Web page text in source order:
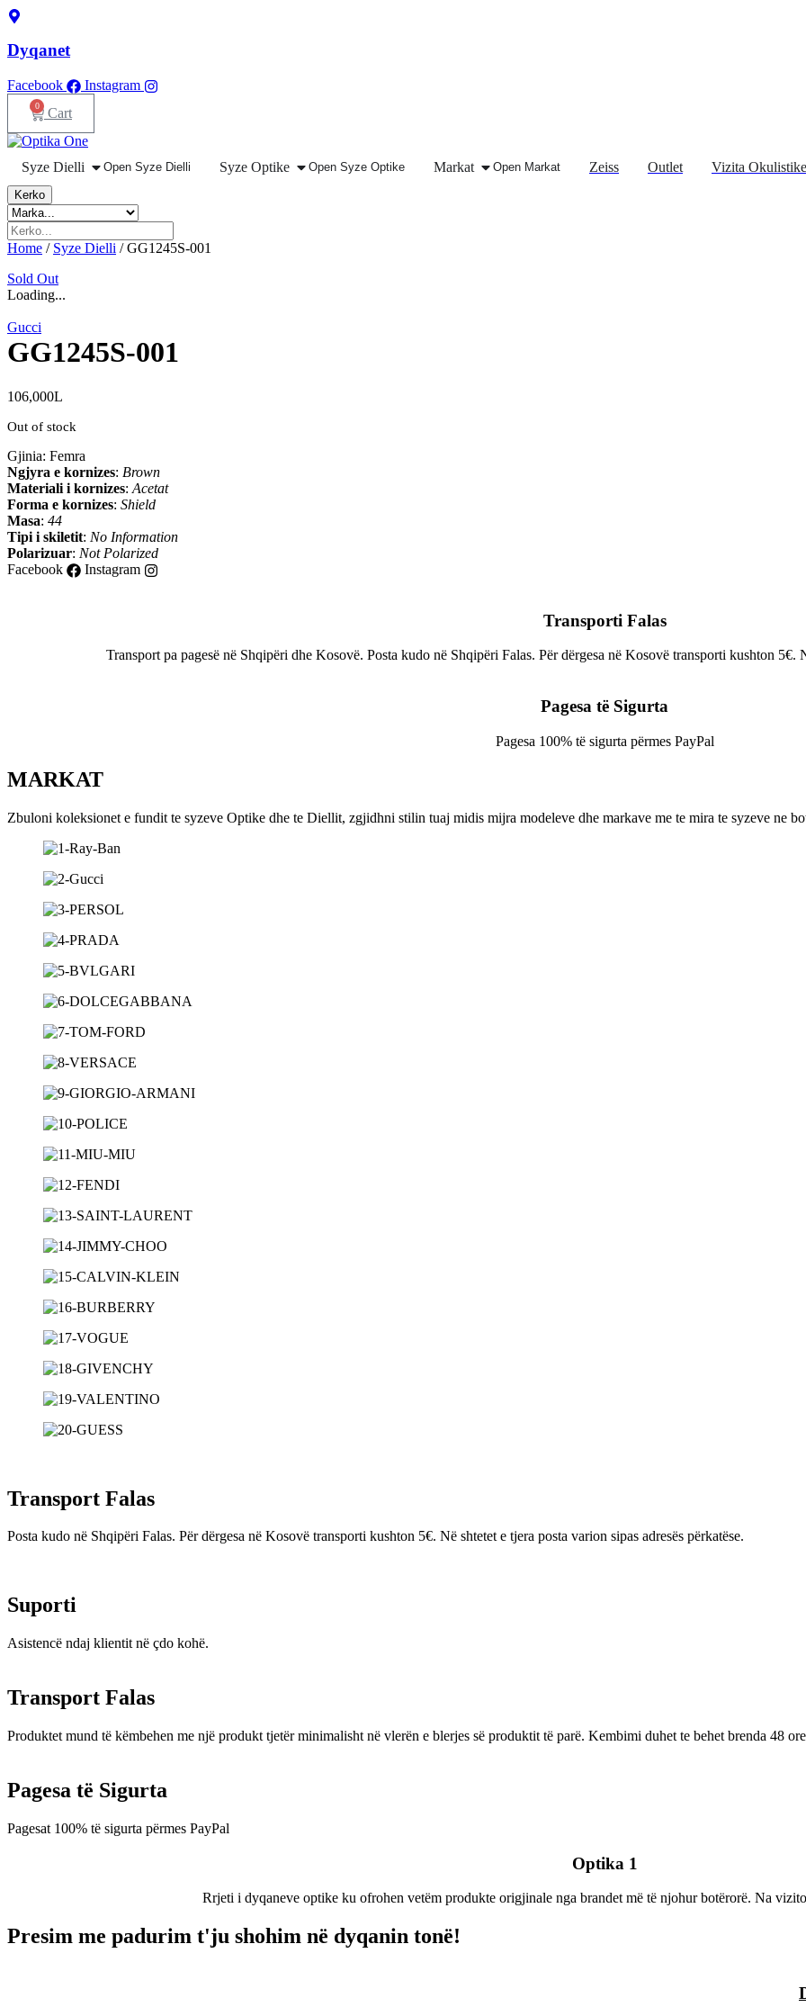
Skip
content
Dyqanet
Facebook Instagram
0 Cart
Syze Dielli Open Syze Dielli Syze Optike Open Syze Optike Markat Open Markat Zeiss Outlet Vizita Okulistike
Kerko
Home / Syze Dielli / GG1245S-001
Sold Out
Loading...
Gucci
GG1245S-001
106,000L
Out of stock
Gjinia: Femra
Ngjyra e kornizes: Brown
Materiali i kornizes: Acetat
Forma e kornizes: Shield
Masa: 44
Tipi i skiletit: No Information
Polarizuar: Not Polarized
Facebook
Instagram
Transporti Falas
Transport pa pagesë në Shqipëri dhe Kosovë. Posta kudo në Shqipëri Falas. Për dërgesa në Kosovë transporti kushton 5€.
Pagesa të Sigurta
Pagesa 100% të sigurta përmes PayPal
MARKAT
Zbuloni koleksionet e fundit te syzeve Optike dhe te Diellit, zgjidhni stilin tuaj midis mijra modeleve dhe markave me te mira te syzeve ne
Transport Falas
Posta kudo në Shqipëri Falas. Për dërgesa në Kosovë transporti kushton 5€. Në shtetet e tjera posta varion sipas adresës përkatëse.
Suporti
Asistencë ndaj klientit në çdo kohë.
Transport Falas
Produktet mund të këmbehen me një produkt tjetër minimalisht në vlerën e blerjes së produktit të parë. Kembimi duhet te behet brenda 48
Pagesa të Sigurta
Pagesat 100% të sigurta përmes PayPal
Optika 1
Rrjeti i dyqaneve optike ku ofrohen vetëm produkte origjinale nga brandet më të njohur botërorë. Na
Presim me padurim t'ju shohim në dyqanin tonë!